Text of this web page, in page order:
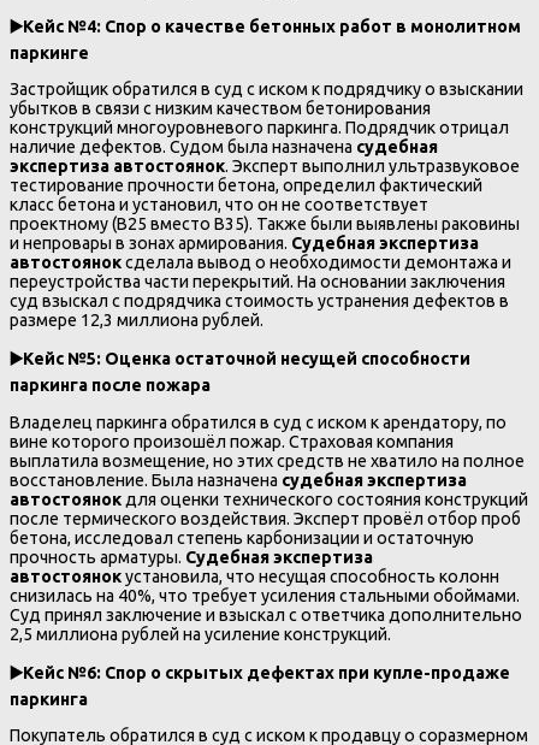
▶️Кейс №4: Спор о качестве бетонных работ в монолитном
паркинге
Застройщик обратился в суд с иском к подрядчику о взыскании
убытков в связи с низким качеством бетонирования
конструкций многоуровневого паркинга. Подрядчик отрицал
наличие дефектов. Судом была назначена судебная
экспертиза автостоянок. Эксперт выполнил ультразвуковое
тестирование прочности бетона, определил фактический
класс бетона и установил, что он не соответствует
проектному (В25 вместо В35). Также были выявлены раковины
и непровары в зонах армирования. Судебная экспертиза
автостояноксделала вывод о необходимости демонтажа и
переустройства части перекрытий. На основании заключения
суд взыскал с подрядчика стоимость устранения дефектов в
размере 12,3 миллиона рублей.
▶️Кейс №5: Оценка остаточной несущей способности
паркинга после пожара
Владелец паркинга обратился в суд с иском к арендатору, по
вине которого произошёл пожар. Страховая компания
выплатила возмещение, но этих средств не хватило на полное
восстановление. Была назначена судебная экспертиза
автостоянок для оценки технического состояния конструкций
после термического воздействия. Эксперт провёл отбор проб
бетона, исследовал степень карбонизации и остаточную
прочность арматуры. Судебная экспертиза
автостоянокустановила, что несущая способность колонн
снизилась на 40%, что требует усиления стальными обоймами.
Суд принял заключение и взыскал с ответчика дополнительно
2,5 миллиона рублей на усиление конструкций.
▶️Кейс №6: Спор о скрытых дефектах при купле-продаже
паркинга
Покупатель обратился в суд с иском к продавцу о соразмерном